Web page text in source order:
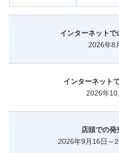
インターネットで
2026年8
インターネット
2026年10
店頭での発
2026年9月16日～